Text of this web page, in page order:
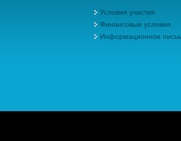
Условия участия
Финансовые условия
Информационное